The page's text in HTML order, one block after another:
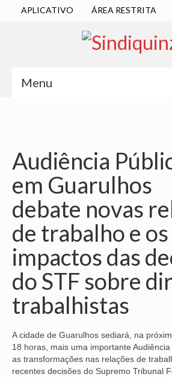
APLICATIVO ÁREA RESTRITA
Menu
DIRETORIA EXECUTIVA
ESTATUTO
ATAS
LOCALIZAÇÃO
QUEM SOMOS
NOSSA HISTÓRIA
SUBSEDES
ARAÇATUBA
BAURU
Audiência
em Guarulhos
debate novas
de trabalho e os
impactos das
do STF sobre
trabalhistas
A cidade de Guarulhos sediará, na
18 horas, mais uma importante
as transformações nas relações de
recentes decisões do Supremo Tribunal